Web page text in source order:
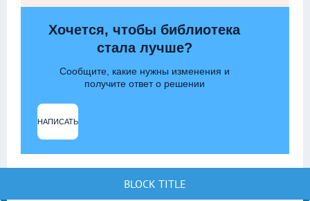
Хочется, чтобы библиотека
стала лучше?
Сообщите, какие нужны изменения и
получите ответ о решении
НАПИСАТЬ
BLOCK TITLE